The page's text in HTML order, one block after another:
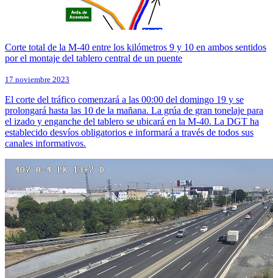
Corte total de la M-40 entre los kilómetros 9 y 10 en ambos sentidos
por el montaje del tablero central de un puente
17 noviembre 2023
El corte del tráfico comenzará a las 00:00 del domingo 19 y se
prolongará hasta las 10 de la mañana. La grúa de gran tonelaje para
el izado y enganche del tablero se ubicará en la M-40. La DGT ha
establecido desvíos obligatorios e informará a través de todos sus
canales informativos.